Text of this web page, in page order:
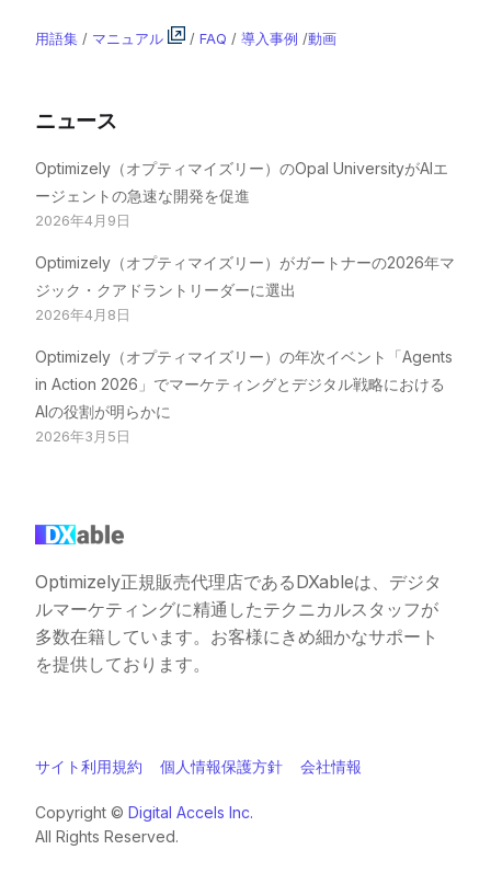
用語集 / マニュアル /FAQ /導入事例 /動画
ニュース
Optimizely（オプティマイズリー）のOpal UniversityがAIエ
ージェントの急速な開発を促進
2026年4月9日
Optimizely（オプティマイズリー）がガートナーの2026年マ
ジック・クアドラントリーダーに選出
2026年4月8日
Optimizely（オプティマイズリー）の年次イベント「Agents
in Action 2026」でマーケティングとデジタル戦略における
AIの役割が明らかに
2026年3月5日
Optimizely正規販売代理店であるDXableは、デジタ
ルマーケティングに精通したテクニカルスタッフが
多数在籍しています。お客様にきめ細かなサポート
を提供しております。
サイト利用規約 個人情報保護方針 会社情報
Copyright ©️Digital Accels Inc.
All Rights Reserved.